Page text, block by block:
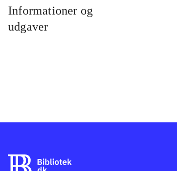
Informationer og
udgaver